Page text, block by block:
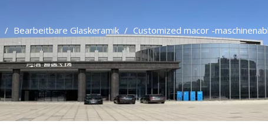
/ Bearbeitbare Glaskeramik / Customized macor -